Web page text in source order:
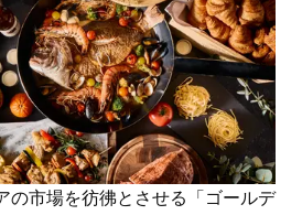
の市場を彷彿とさせる「ゴールデ